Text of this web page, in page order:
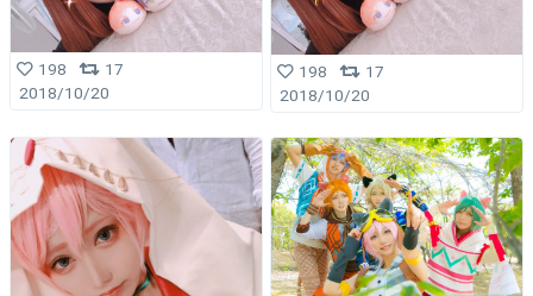
198
17
2018/10/20
198
17
2018/10/20